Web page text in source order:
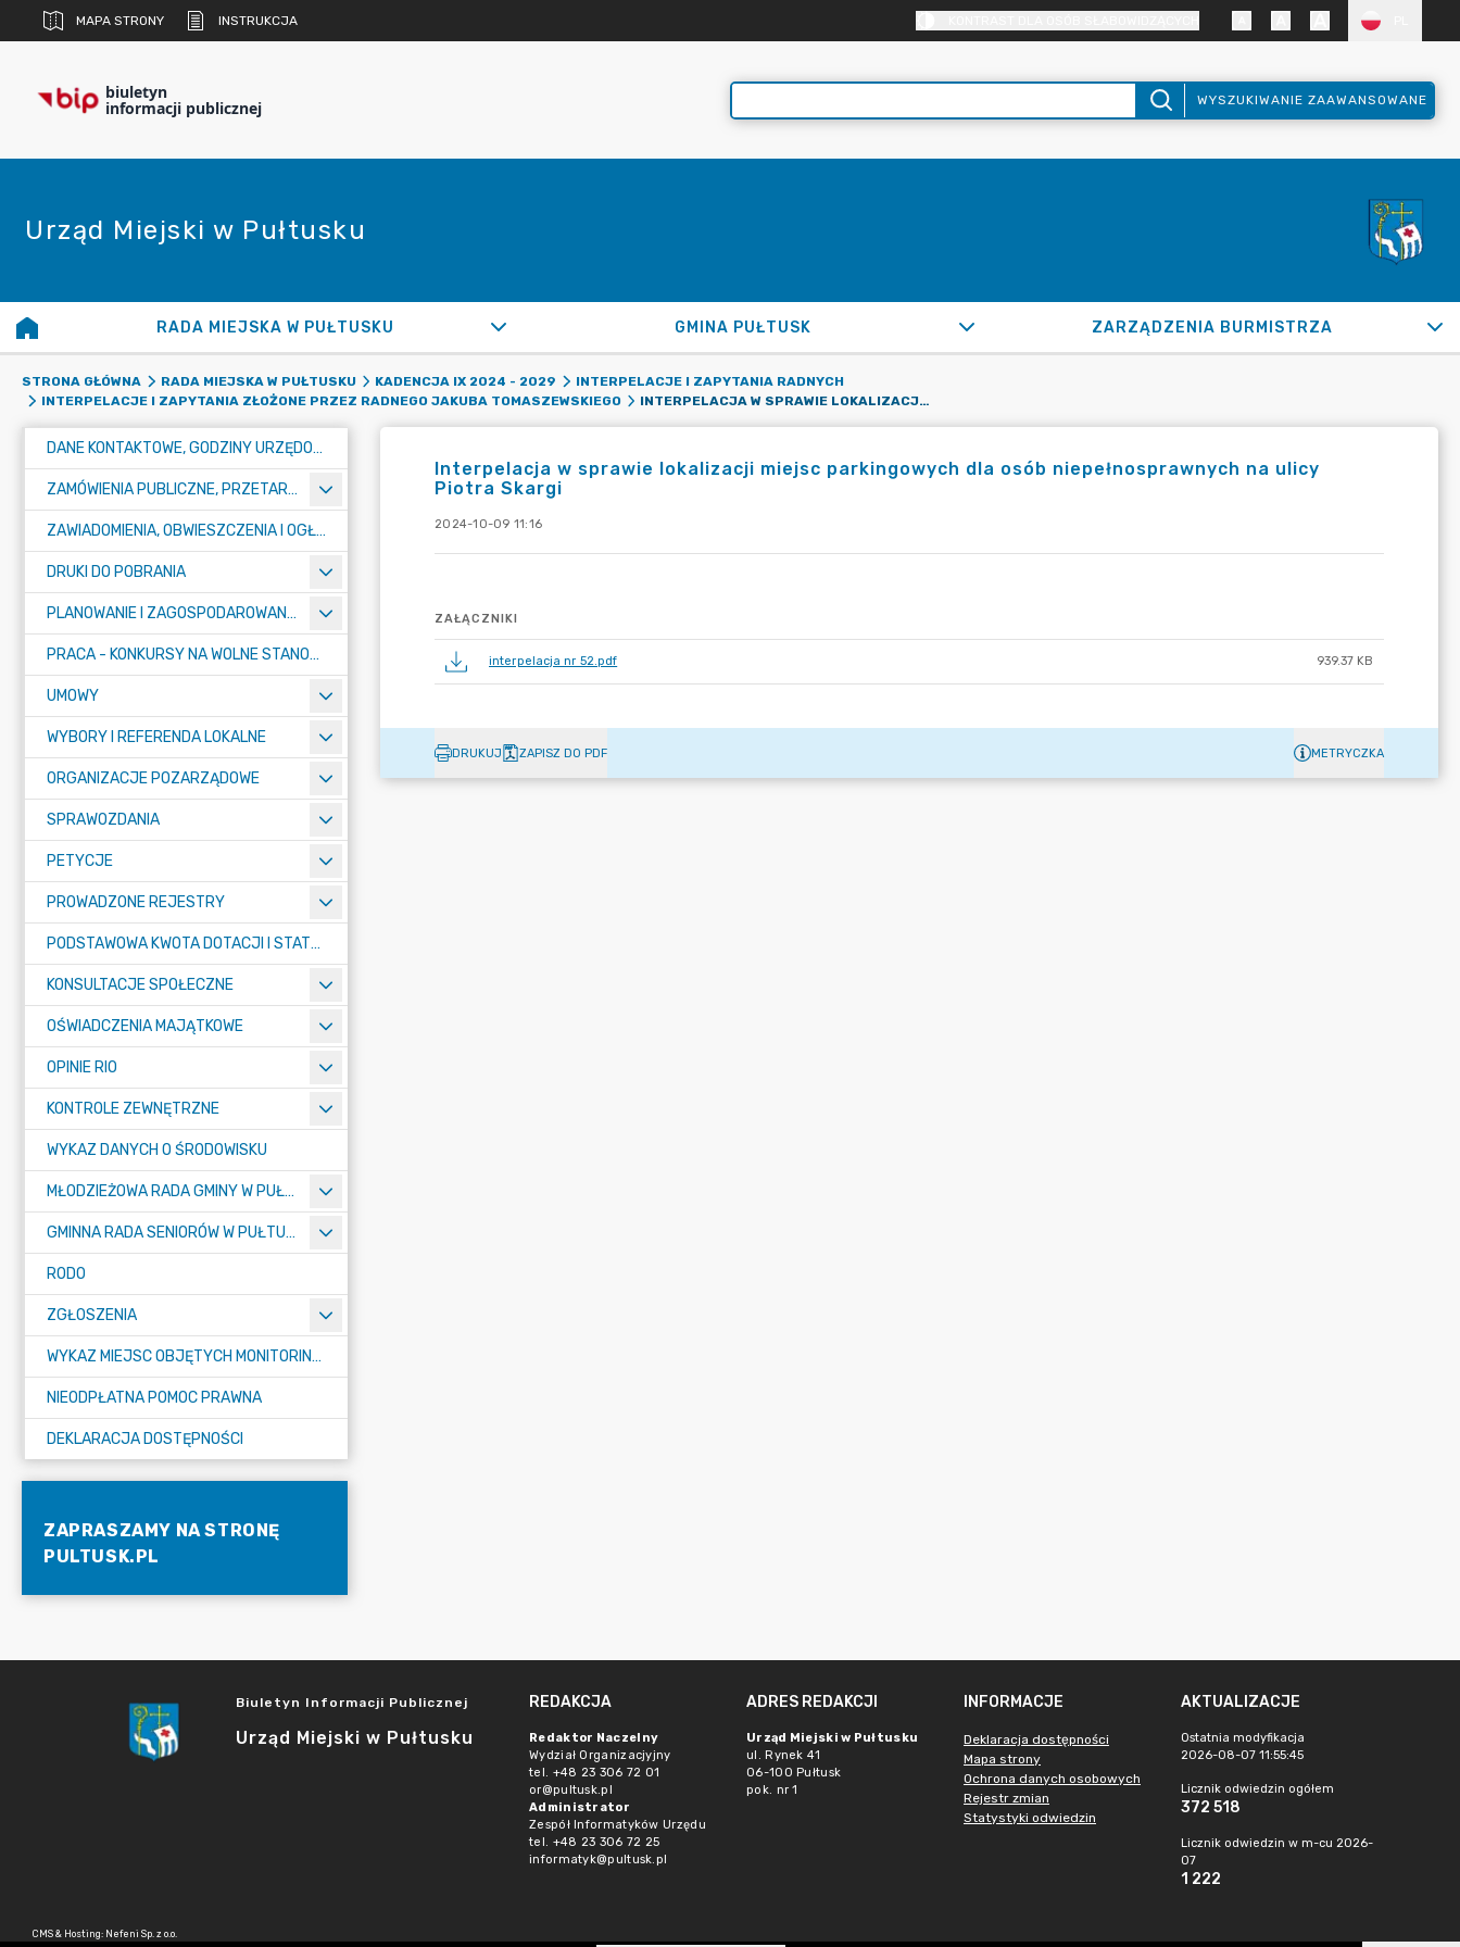
MAPA STRONY INSTRUKCJA
biuletyn
informacji publicznej WYSZUKIWANIE ZAAWANSOWANE
Urząd Miejski w Pułtusku
RADA MIEJSKA W PUŁTUSKU GMINA PUŁTUSK ZARZĄDZENIA BURMISTRZA
STRONA GŁÓWNA RADA MIEJSKA W PUŁTUSKU KADENCJA IX 2024 - 2029
INTERPELACJE I ZAPYTANIA RADNYCH
INTERPELACJE I ZAPYTANIA ZŁOŻONE PRZEZ RADNEGO JAKUBA TOMASZEWSKIEGO
INTERPELACJA W SPRAWIE LOKALIZACJI MIEJSC PARKINGOWYCH DLA OSÓB NIEPEŁNOSPRAWNYCH NA ULICY PIOTRA SKARGI
DANE KONTAKTOWE, GODZINY URZĘDOWANIA I NUMER KONTA BANKOWEGO
ZAMÓWIENIA PUBLICZNE, PRZETARGI, KONKURSY
ZAWIADOMIENIA, OBWIESZCZENIA I OGŁOSZENIA
DRUKI DO POBRANIA
PLANOWANIE I ZAGOSPODAROWANIE PRZESTRZENNE
PRACA - KONKURSY NA WOLNE STANOWISKA
UMOWY
WYBORY I REFERENDA LOKALNE
ORGANIZACJE POZARZĄDOWE
SPRAWOZDANIA
PETYCJE
PROWADZONE REJESTRY
PODSTAWOWA KWOTA DOTACJI I STATYSTYCZNA LICZBA UCZNIÓW
KONSULTACJE SPOŁECZNE
OŚWIADCZENIA MAJĄTKOWE
OPINIE RIO
KONTROLE ZEWNĘTRZNE
WYKAZ DANYCH O ŚRODOWISKU
MŁODZIEŻOWA RADA GMINY W PUŁTUSKU
GMINNA RADA SENIORÓW W PUŁTUSKU
RODO
ZGŁOSZENIA
WYKAZ MIEJSC OBJĘTYCH MONITORINGIEM
NIEODPŁATNA POMOC PRAWNA
DEKLARACJA DOSTĘPNOŚCI
ZAPRASZAMY NA STRONĘ
PULTUSK.PL
Interpelacja w sprawie lokalizacji miejsc parkingowych dla osób niepełnosprawnych na ulicy
Piotra Skargi
2024-10-09 11:16
ZAŁĄCZNIKI
interpelacja nr 52.pdf 939.37 KB
DRUKUJ ZAPISZ DO PDF METRYCZKA
Biuletyn Informacji Publicznej
Urząd Miejski w Pułtusku
REDAKCJA
Redaktor Naczelny
Wydział Organizacjyjny
tel. +48 23 306 72 01
or@pultusk.pl
Administrator
Zespół Informatyków Urzędu
tel. +48 23 306 72 25
informatyk@pultusk.pl
ADRES REDAKCJI
Urząd Miejski w Pułtusku
ul. Rynek 41
06-100 Pułtusk
pok. nr 1
INFORMACJE
Deklaracja dostępności
Mapa strony
Ochrona danych osobowych
Rejestr zmian
Statystyki odwiedzin
AKTUALIZACJE
Ostatnia modyfikacja
2026-08-07 11:55:45
Licznik odwiedzin ogółem
372 518
Licznik odwiedzin w m-cu 2026-
07
1 222
CMS & Hosting: Nefeni Sp. z o.o.